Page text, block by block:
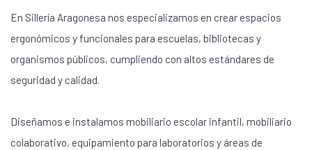
En Sillería Aragonesa nos especializamos en crear espacios
ergonómicos y funcionales para escuelas, bibliotecas y
organismos públicos, cumpliendo con altos estándares de
seguridad y calidad.
Diseñamos e instalamos mobiliario escolar infantil, mobiliario
colaborativo, equipamiento para laboratorios y áreas de